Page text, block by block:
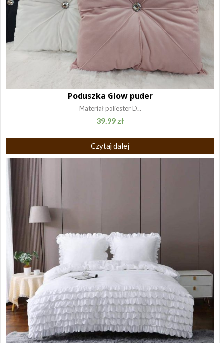
Poduszka Glow puder
Materiał poliester D...
39.99 zł
Czytaj dalej